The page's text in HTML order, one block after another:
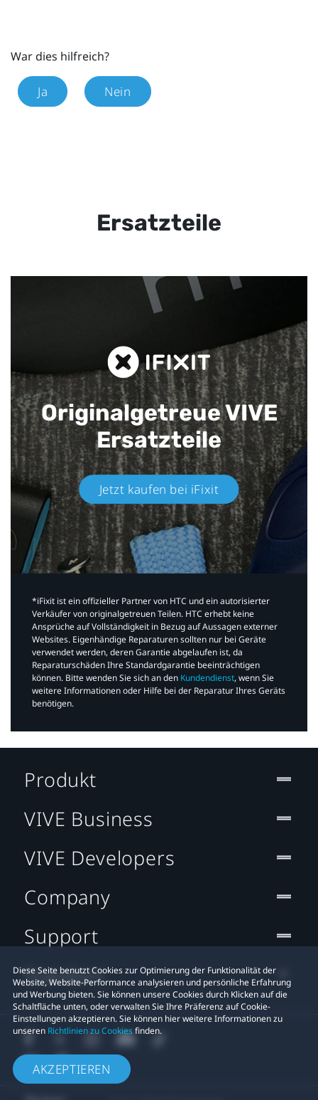
War dies hilfreich?
Ja Nein
Ersatzteile
Originalgetreue VIVE
Ersatzteile
Jetzt kaufen bei iFixit​
*iFixit ist ein offizieller Partner von HTC und ein autorisierter
Verkäufer von originalgetreuen Teilen. HTC erhebt keine
Ansprüche auf Vollständigkeit in Bezug auf Aussagen externer
Websites. Eigenhändige Reparaturen sollten nur bei Geräte
verwendet werden, deren Garantie abgelaufen ist, da
Reparaturschäden Ihre Standardgarantie beeinträchtigen
können. Bitte wenden Sie sich an den Kundendienst, wenn Sie
weitere Informationen oder Hilfe bei der Reparatur Ihres Geräts
benötigen.​
Diese Seite benutzt Cookies zur Optimierung der Funktionalität der
Website, Website-Performance analysieren und persönliche Erfahrung
und Werbung bieten. Sie können unsere Cookies durch Klicken auf die
Schaltfläche unten, oder verwalten Sie Ihre Präferenz auf Cookie-
Einstellungen akzeptieren. Sie können hier weitere Informationen zu
unseren Richtlinien zu Cookiesfinden.
AKZEPTIEREN
Produkt
VIVE Business
VIVE Developers
Company
Support
Standort